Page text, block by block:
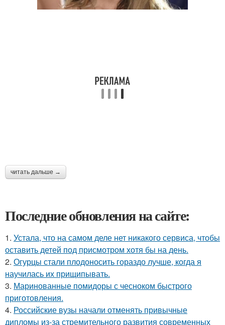
читать дальше →
Последние обновления на сайте:
1. Устала, что на самом деле нет никакого сервиса, чтобы
оставить детей под присмотром хотя бы на день.
2. Огурцы стали плодоносить гораздо лучше, когда я
научилась их прищипывать.
3. Маринованные помидоры с чесноком быстрого
приготовления.
4. Российские вузы начали отменять привычные
дипломы из-за стремительного развития современных